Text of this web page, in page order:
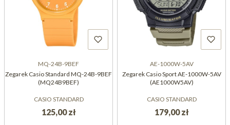
MQ-24B-9BEF
Zegarek Casio Standard MQ-24B-9BEF
(MQ24B9BEF)
CASIO STANDARD
125,00 zł
AE-1000W-5AV
Zegarek Casio Sport AE-1000W-5AV
(AE1000W5AV)
CASIO STANDARD
179,00 zł